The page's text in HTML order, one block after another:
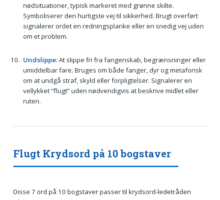
nødsituationer, typisk markeret med grønne skilte.
Symboliserer den hurtigste vej til sikkerhed. Brugt overført
signalerer ordet en redningsplanke eller en snedig vej uden
om et problem.
Undslippe: At slippe fri fra fangenskab, begrænsninger eller
umiddelbar fare. Bruges om både fanger, dyr og metaforisk
om at undgå straf, skyld eller forpligtelser. Signalerer en
vellykket “flugt” uden nødvendigvis at beskrive midlet eller
ruten.
Flugt Krydsord på 10 bogstaver
Disse 7 ord på 10 bogstaver passer til krydsord-ledetråden